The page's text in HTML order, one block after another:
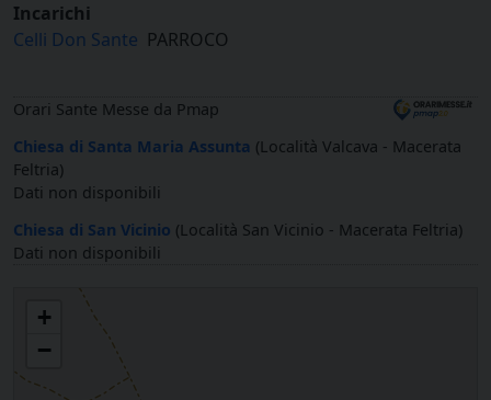
Incarichi
Celli Don Sante PARROCO
Orari Sante Messe da Pmap
Chiesa di Santa Maria Assunta (Località Valcava - Macerata
Feltria)
Dati non disponibili
Chiesa di San Vicinio (Località San Vicinio - Macerata Feltria)
Dati non disponibili
Santa Maria Assunta in Santa Maria Valcava di Macerata Feltria
+
−